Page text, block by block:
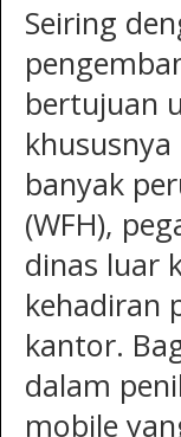
Seiring
bertujuan
banyak
(WFH),
dinas luar
kehadiran
kantor.
dalam
mobile